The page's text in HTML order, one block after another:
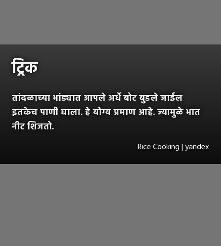
ट्रिक
तांदळाच्या भांड्यात आपले अर्धे बोट बुडले जाईल
इतकेच पाणी घाला. हे योग्य प्रमाण आहे. ज्यामुळे भात
नीट शिजतो.
Rice Cooking | yandex